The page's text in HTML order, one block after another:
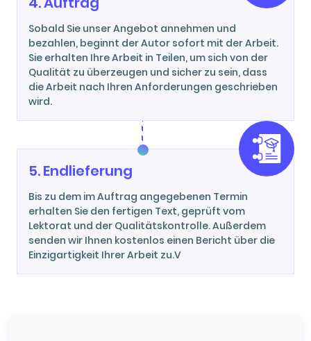
Sobald Sie unser Angebot annehmen und
bezahlen, beginnt der Autor sofort mit der Arbeit.
Sie erhalten Ihre Arbeit in Teilen, um sich von der
Qualität zu überzeugen und sicher zu sein, dass
die Arbeit nach Ihren Anforderungen geschrieben
wird.
5. Endlieferung
Bis zu dem im Auftrag angegebenen Termin
erhalten Sie den fertigen Text, geprüft vom
Lektorat und der Qualitätskontrolle. Außerdem
senden wir Ihnen kostenlos einen Bericht über die
Einzigartigkeit Ihrer Arbeit zu.V